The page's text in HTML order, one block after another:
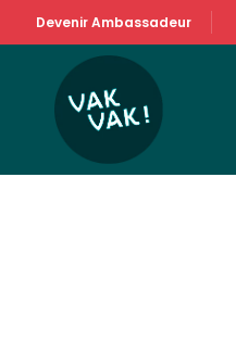
Devenir Ambassadeur